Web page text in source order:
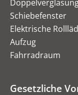
Schiebefenster
Elektrische
Aufzug
Fahrradraum
Gesetzliche